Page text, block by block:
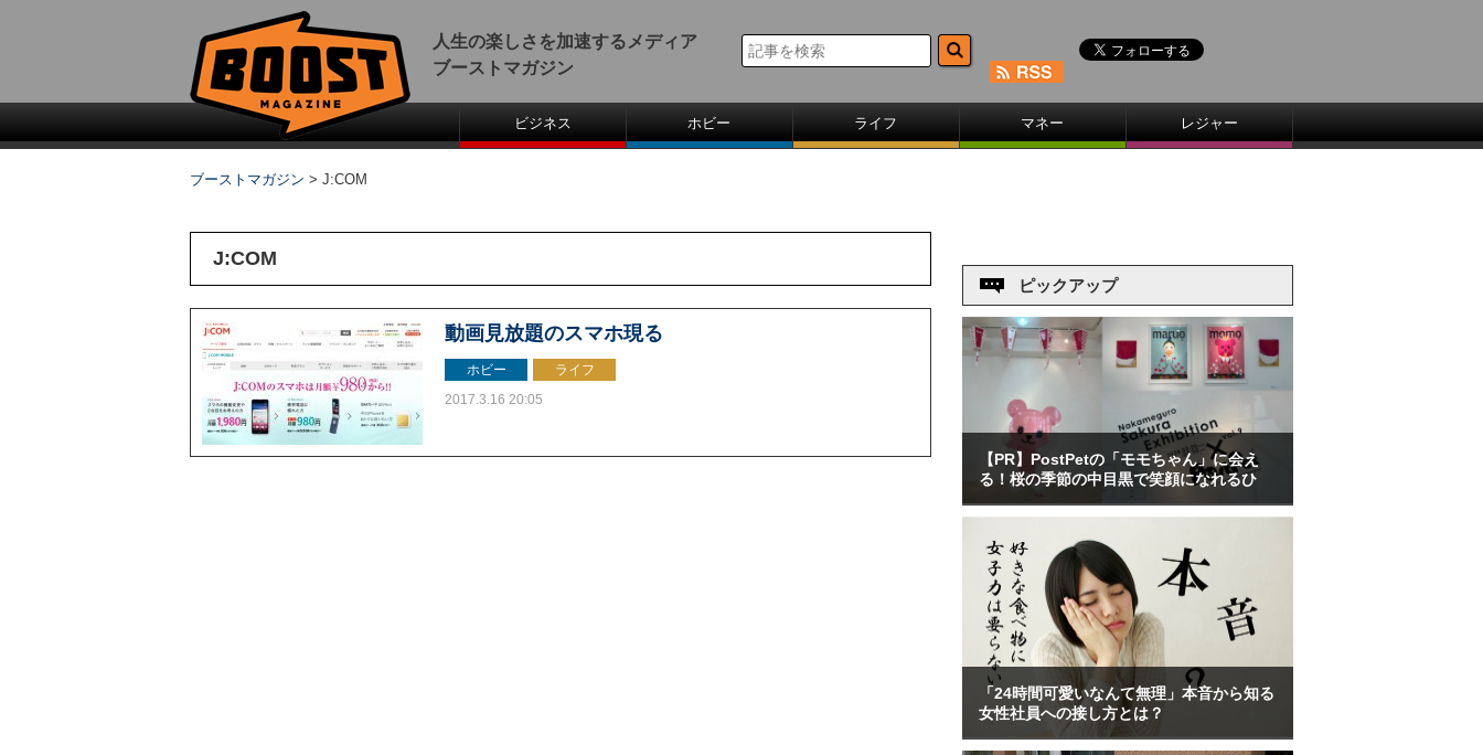
人生の楽しさを加速するメディア
ブーストマガジン
ビジネス ホビー ライフ マネー レジャー
ブーストマガジン > J:COM
J:COM
動画見放題のスマホ現る
ホビー
ライフ
2017.3.16 20:05
ピックアップ
【PR】PostPetの「モモちゃん」に会え
る！桜の季節の中目黒で笑顔になれるひ
「24時間可愛いなんて無理」本音から知る
女性社員への接し方とは？